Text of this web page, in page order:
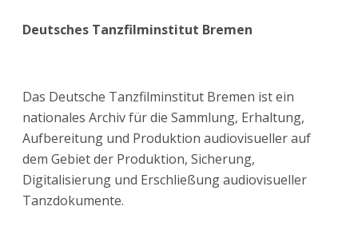
Deutsches Tanzfilminstitut Bremen
Das Deutsche Tanzfilminstitut Bremen ist ein
nationales Archiv für die Sammlung, Erhaltung,
Aufbereitung und Produktion audiovisueller auf
dem Gebiet der Produktion, Sicherung,
Digitalisierung und Erschließung audiovisueller
Tanzdokumente.